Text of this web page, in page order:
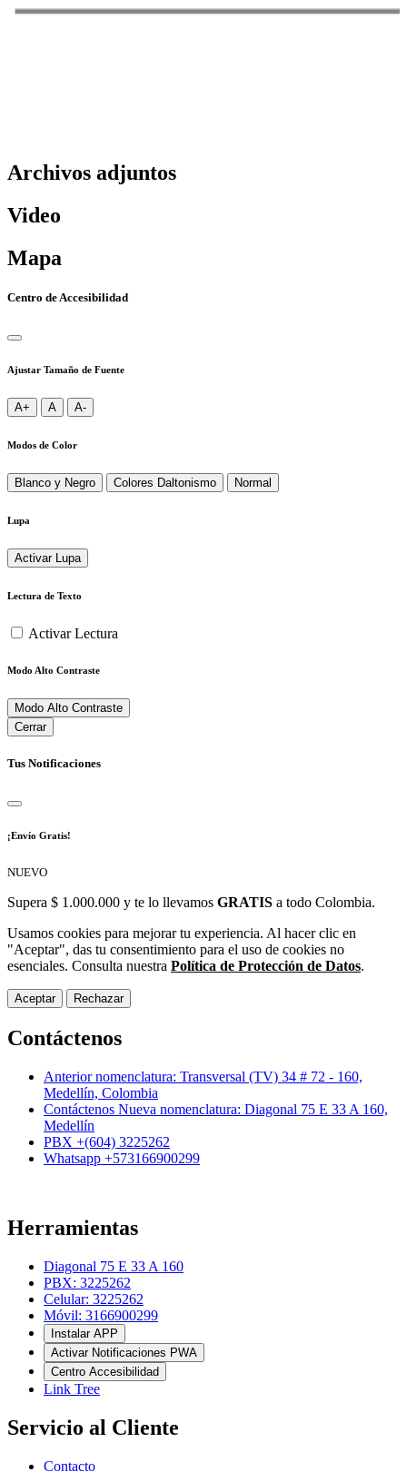
Archivos adjuntos
Video
Mapa
Centro de Accesibilidad
Ajustar Tamaño de Fuente
A+ A A-
Modos de Color
Blanco y Negro Colores Daltonismo Normal
Lupa
Activar Lupa
Lectura de Texto
Activar Lectura
Modo Alto Contraste
Modo Alto Contraste
Cerrar
Tus Notificaciones
¡Envío Gratis!
NUEVO
Supera $ 1.000.000 y te lo llevamos GRATIS a todo Colombia.
Usamos cookies para mejorar tu experiencia. Al hacer clic en
"Aceptar", das tu consentimiento para el uso de cookies no
esenciales. Consulta nuestra Política de Protección de Datos.
Aceptar Rechazar
Contáctenos
Anterior nomenclatura: Transversal (TV) 34 # 72 - 160,
Medellín, Colombia
Contáctenos Nueva nomenclatura: Diagonal 75 E 33 A 160,
Medellín
PBX +(604) 3225262
Whatsapp +573166900299
Herramientas
Diagonal 75 E 33 A 160
PBX: 3225262
Celular: 3225262
Móvil: 3166900299
Instalar APP
Activar Notificaciones PWA
Centro Accesibilidad
Link Tree
Servicio al Cliente
Contacto